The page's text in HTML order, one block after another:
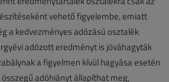
vehető figyelembe, emiatt
a kedvezményes adózású osztalék
adózott eredményt is jóváhagyták
a figyelmen kívül hagyása esetén
adóhiányt állapíthat meg,